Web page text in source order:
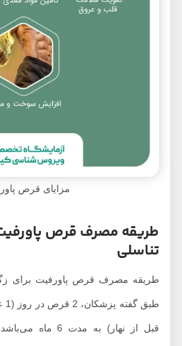
مزایای قرص پاورفیت
طریقه مصرف قرص پاورفیت
تناسلی
قبل از نهار) به مدت 6